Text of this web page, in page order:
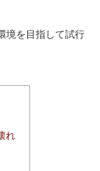
境を目指して試行
れ